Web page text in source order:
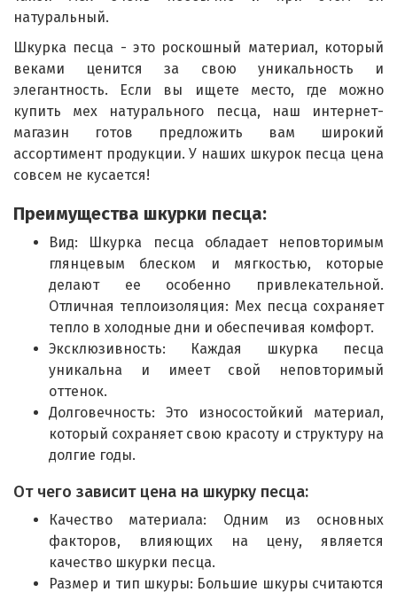
натуральный.
Шкурка песца - это роскошный материал, который
веками ценится за свою уникальность и
элегантность. Если вы ищете место, где можно
купить мех натурального песца, наш интернет-
магазин готов предложить вам широкий
ассортимент продукции. У наших шкурок песца цена
совсем не кусается!
Преимущества шкурки песца:
Вид: Шкурка песца обладает неповторимым
глянцевым блеском и мягкостью, которые
делают ее особенно привлекательной.
Отличная теплоизоляция: Мех песца сохраняет
тепло в холодные дни и обеспечивая комфорт.
Эксклюзивность: Каждая шкурка песца
уникальна и имеет свой неповторимый
оттенок.
Долговечность: Это износостойкий материал,
который сохраняет свою красоту и структуру на
долгие годы.
От чего зависит цена на шкурку песца:
Качество материала: Одним из основных
факторов, влияющих на цену, является
качество шкурки песца.
Размер и тип шкуры: Большие шкуры считаются